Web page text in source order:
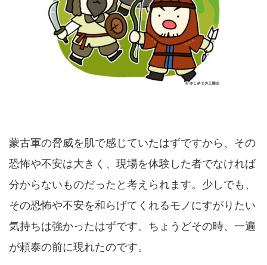
蒙古軍の脅威を肌で感じていたはずですから、その
恐怖や不安は大きく、現場を体験した者でなければ
分からないものだったと考えられます。少しでも、
その恐怖や不安を和らげてくれるモノにすがりたい
気持ちは強かったはずです。ちょうどその時、一遍
が頼泰の前に現れたのです。